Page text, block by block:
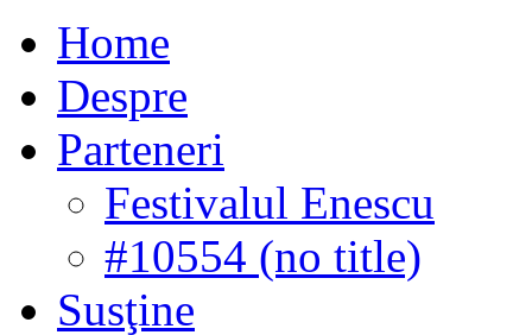
Home
Despre
Parteneri
Festivalul Enescu
#10554 (no title)
Susţine